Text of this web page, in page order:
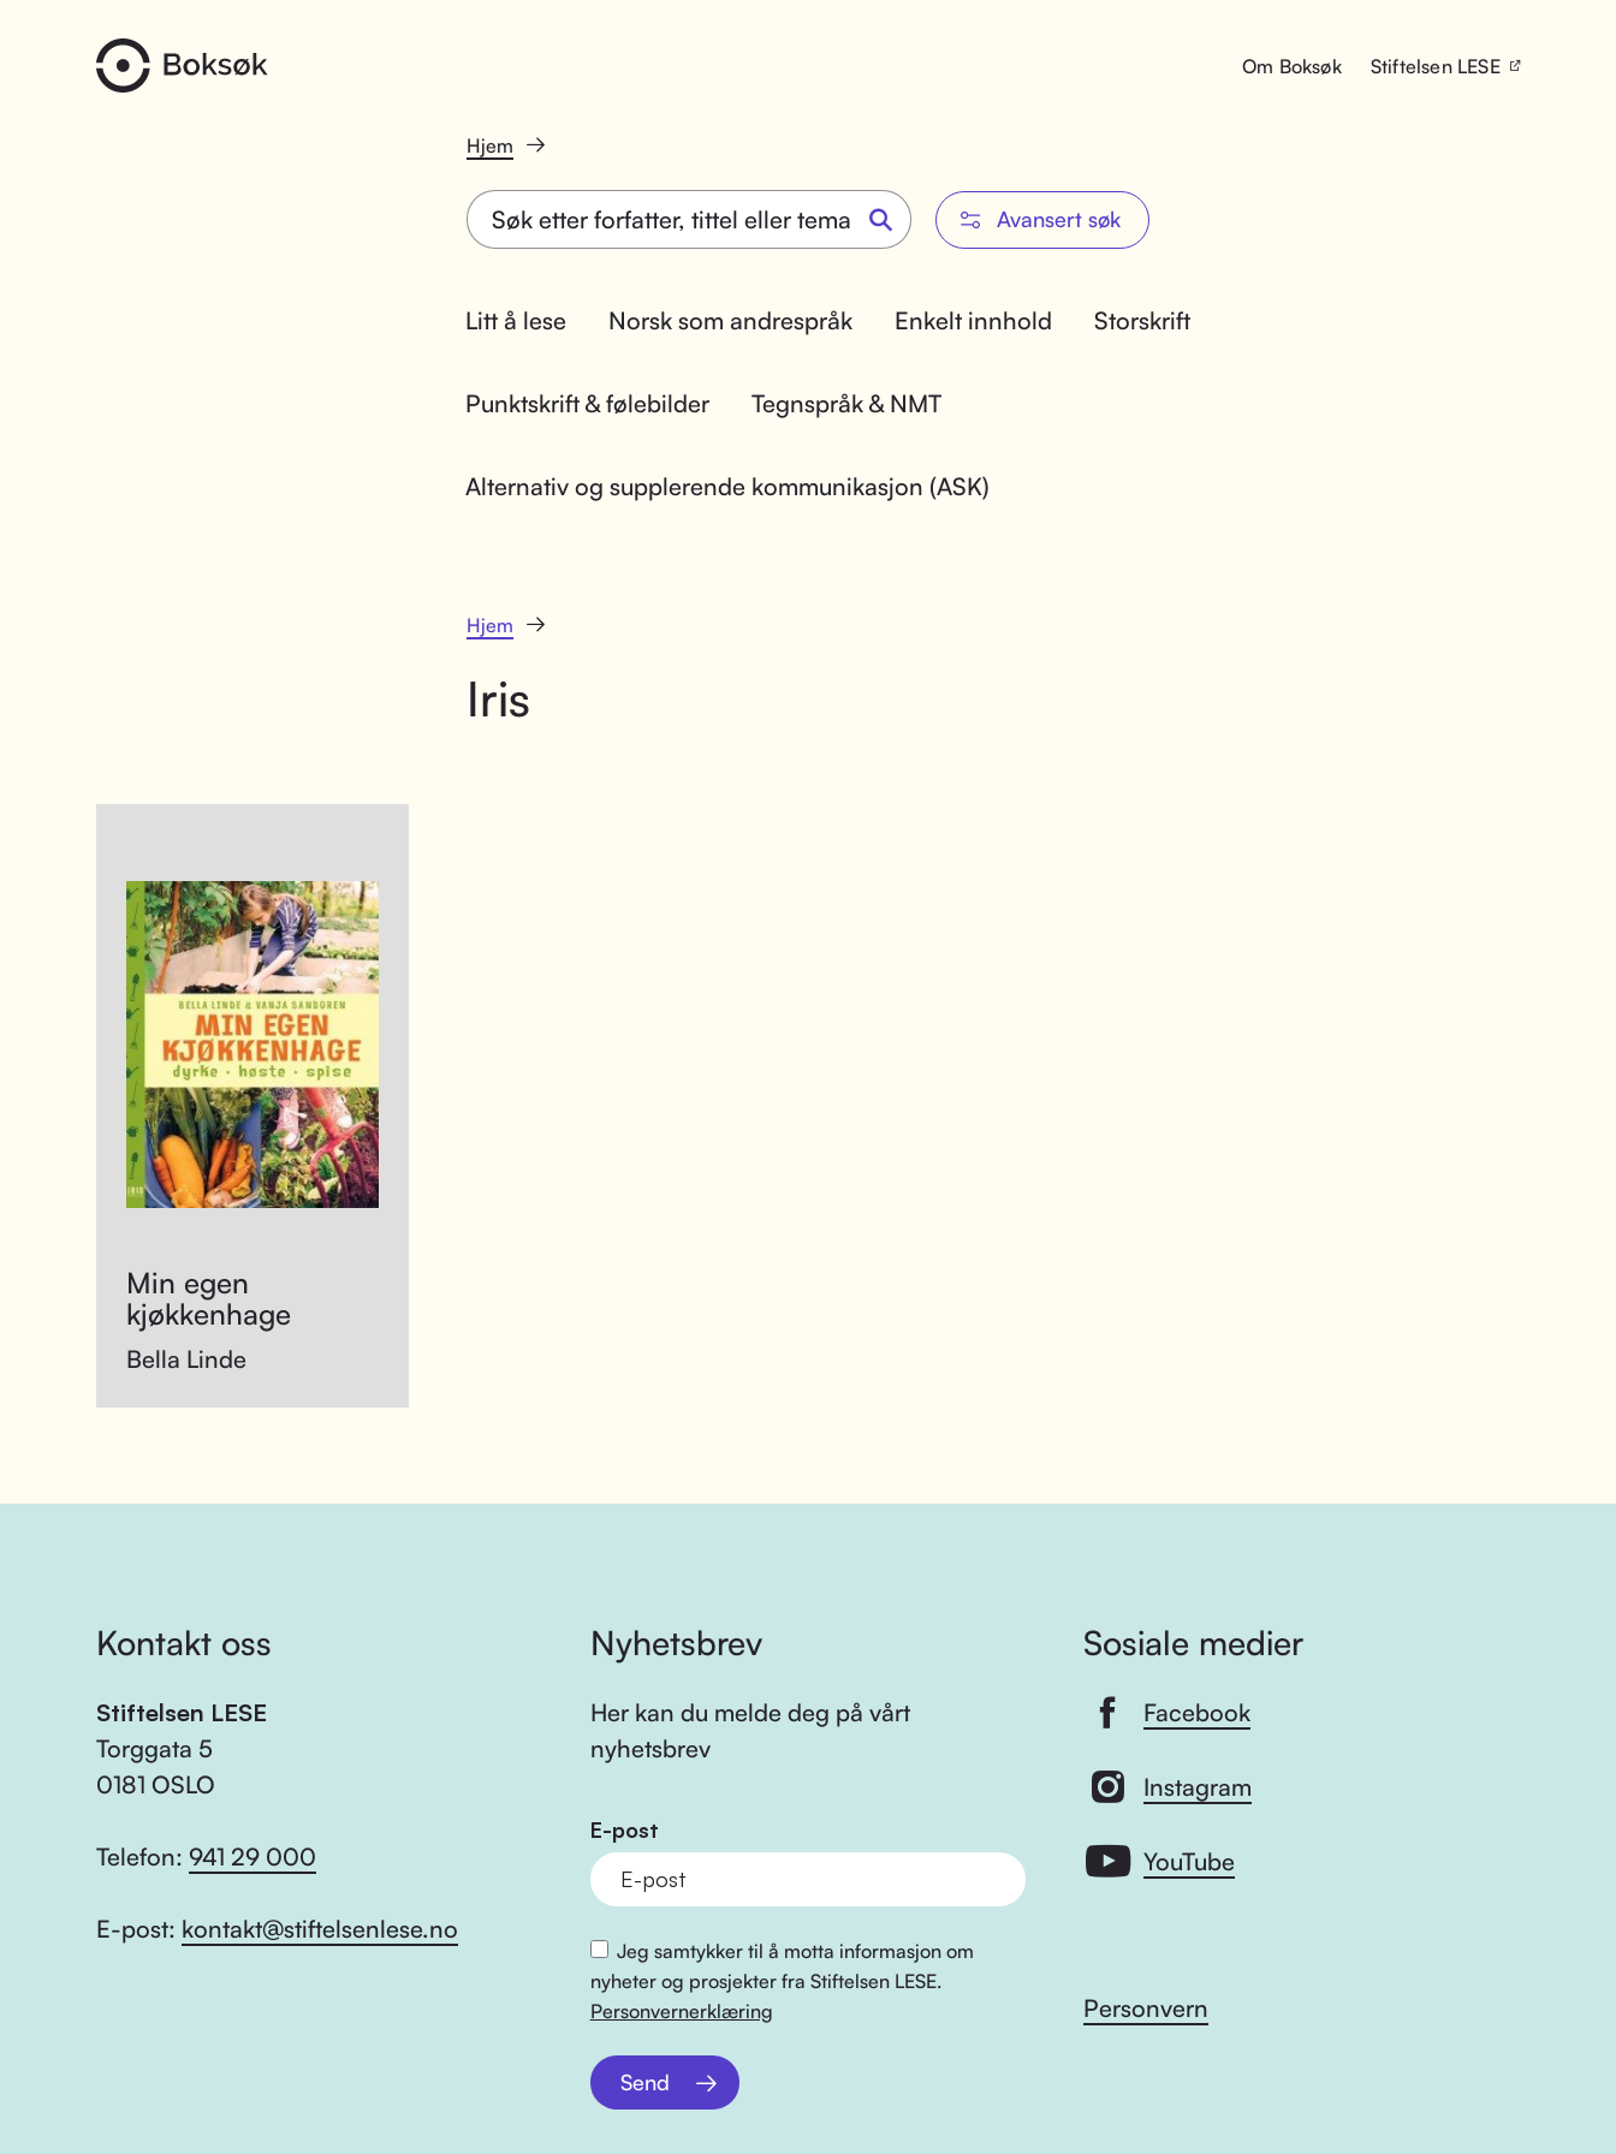
Om Boksøk Stiftelsen LESE
Hjem
Avansert søk
Litt å lese Norsk som andrespråk Enkelt innhold Storskrift
Punktskrift & følebilder Tegnspråk & NMT
Alternativ og supplerende kommunikasjon (ASK)
Hjem
Iris
Min egen
kjøkkenhage
Bella Linde
Kontakt oss
Stiftelsen LESE
Torggata 5
0181 OSLO
Telefon: 941 29 000
E-post: kontakt@stiftelsenlese.no
Nyhetsbrev
Her kan du melde deg på vårt
nyhetsbrev
E-post
Jeg samtykker til å motta informasjon om
nyheter og prosjekter fra Stiftelsen LESE.
Personvernerklæring
Send
Sosiale medier
Facebook
Instagram
YouTube
Personvern